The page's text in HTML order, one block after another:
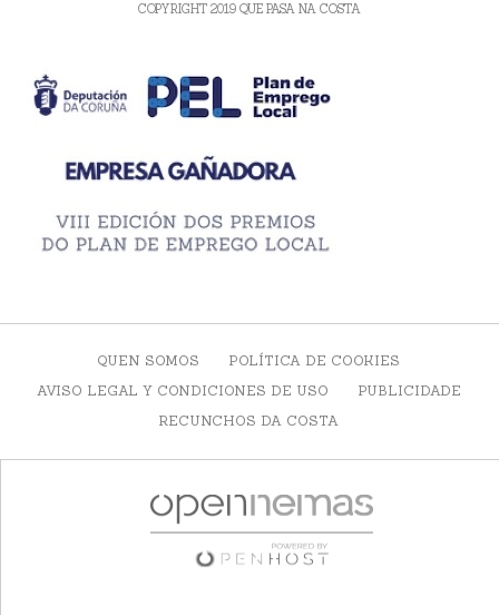
COPYRIGHT 2019 QUE PASA NA COSTA
QUEN SOMOS
POLÍTICA DE COOKIES
AVISO LEGAL Y CONDICIONES DE USO
PUBLICIDADE
RECUNCHOS DA COSTA